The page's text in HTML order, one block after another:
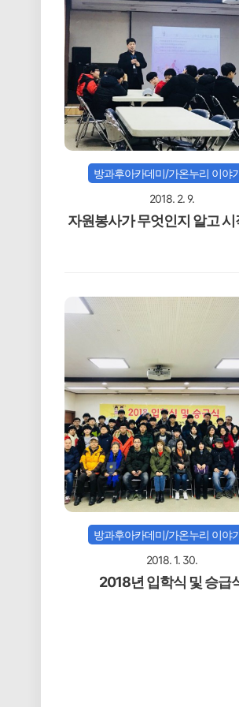
방과후아카데미/가온누리 이야
2018. 2. 9.
자원봉사가 무엇인지 알고 시
방과후아카데미/가온누리 이야
2018. 1. 30.
2018년 입학식 및 승급